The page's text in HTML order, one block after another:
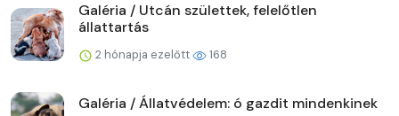
Galéria / Utcán születtek, felelőtlen
állattartás
2 hónapja ezelőtt 168
Galéria / Állatvédelem: ó gazdit mindenkinek